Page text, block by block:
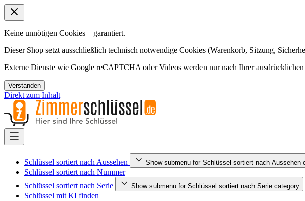
Keine unnötigen Cookies – garantiert.
Dieser Shop setzt ausschließlich technisch notwendige Cookies (Warenkorb, Sitzung,
Externe Dienste wie Google reCAPTCHA oder Videos werden nur nach Ihrer
Verstanden
Direkt zum Inhalt
Schlüssel sortiert nach Aussehen Show submenu for Schlüssel sortiert nach Aussehen
Schlüssel sortiert nach Nummer
Schlüssel sortiert nach Serie
Show submenu for Schlüssel sortiert nach Serie category
Schlüssel mit KI finden